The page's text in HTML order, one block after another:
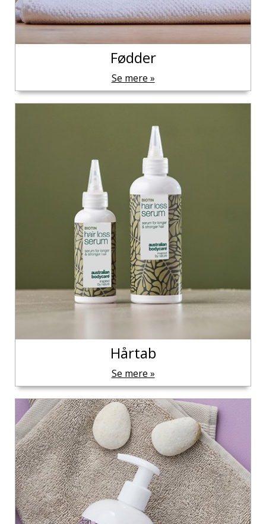
Fødder
Se mere »
Hårtab
Se mere »